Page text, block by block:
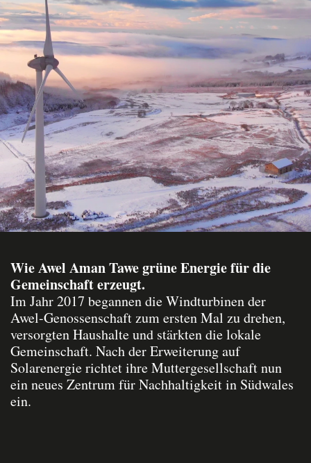
Wie Awel Aman Tawe grüne Energie für die
Gemeinschaft erzeugt.
Im Jahr 2017 begannen die Windturbinen der
Awel-Genossenschaft zum ersten Mal zu drehen,
versorgten Haushalte und stärkten die lokale
Gemeinschaft. Nach der Erweiterung auf
Solarenergie richtet ihre Muttergesellschaft nun
ein neues Zentrum für Nachhaltigkeit in Südwales
ein.